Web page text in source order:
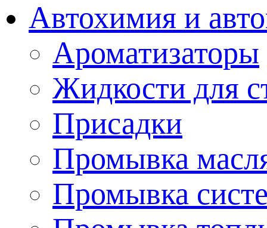
Автохимия и
Ароматизаторы
Жидкости для
Присадки
Промывка
Промывка